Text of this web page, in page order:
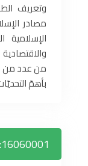
وتعريف
مصادر
الإسلامية
من عدد من
بأهمّ
16060001: المهارات الحاسوبية [3 ساعات]